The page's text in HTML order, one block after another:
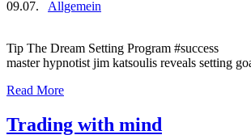
09.07. Allgemein
Tip The Dream Setting Program #success
master hypnotist jim katsoulis reveals setting
Read More
Trading with mind